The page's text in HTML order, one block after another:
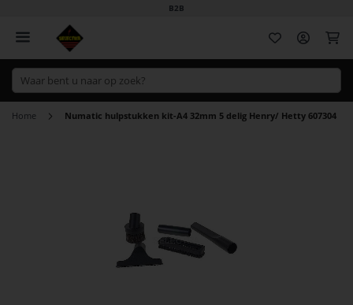
B2B
Home Numatic hulpstukken kit-A4 32mm 5 delig Henry/ Hetty 607304